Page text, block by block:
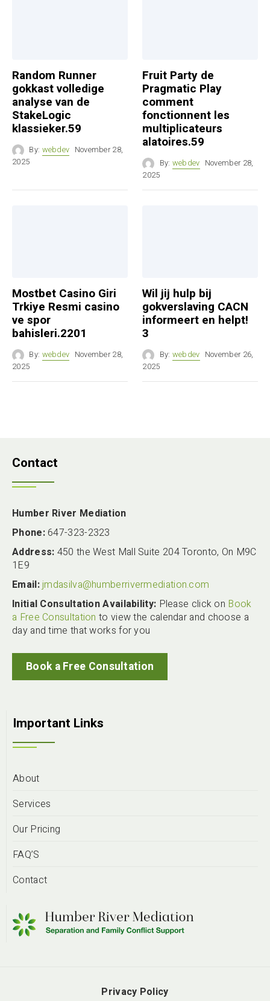
Random Runner
gokkast volledige
analyse van de
StakeLogic
klassieker.59
By: webdev November 28,
2025
Fruit Party de
Pragmatic Play
comment
fonctionnent les
multiplicateurs
alatoires.59
By: webdev November 28,
2025
Mostbet Casino Giri
Trkiye Resmi casino
ve spor
bahisleri.2201
By: webdev November 28,
2025
Wil jij hulp bij
gokverslaving CACN
informeert en helpt!
3
By: webdev November 26,
2025
Contact
Humber River Mediation
Phone:647-323-2323
Address: 450 the West Mall Suite 204 Toronto, On M9C
1E9
Email:jmdasilva@humberrivermediation.com
Initial Consultation Availability: Please click on Book
a Free Consultation to view the calendar and choose a
day and time that works for you
Book a Free Consultation
Important Links
About
Services
Our Pricing
FAQ’S
Contact
Privacy Policy